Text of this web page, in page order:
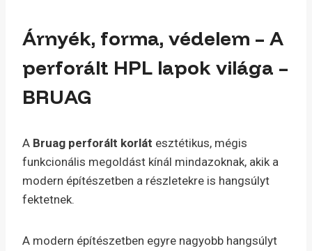
Árnyék, forma, védelem – A
perforált HPL lapok világa –
BRUAG
A Bruag perforált korlát esztétikus, mégis
funkcionális megoldást kínál mindazoknak, akik a
modern építészetben a részletekre is hangsúlyt
fektetnek.
A modern építészetben egyre nagyobb hangsúlyt